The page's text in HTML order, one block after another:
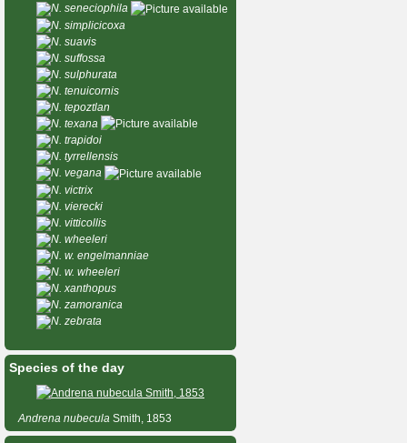
N. seneciophila
N. simplicicoxa
N. suavis
N. suffossa
N. sulphurata
N. tenuicornis
N. tepoztlan
N. texana
N. trapidoi
N. tyrrellensis
N. vegana
N. victrix
N. vierecki
N. vitticollis
N. wheeleri
N. w. engelmanniae
N. w. wheeleri
N. xanthopus
N. zamoranica
N. zebrata
Species of the day
Andrena nubecula Smith, 1853